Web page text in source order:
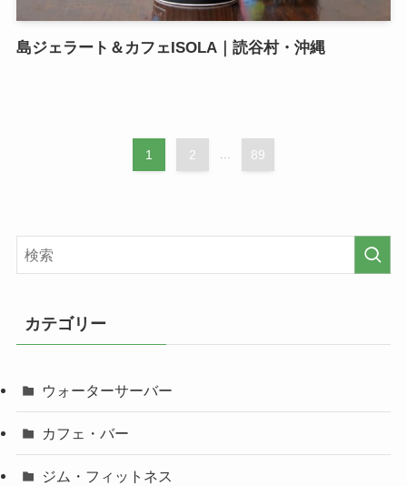
島ジェラート＆カフェISOLA｜読谷村・沖縄
1 2 ... 89
カテゴリー
ウォーターサーバー
カフェ・バー
ジム・フィットネス